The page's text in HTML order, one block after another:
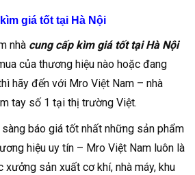
giá tốt tại Hà Nội
nhà cung cấp kìm giá tốt tại Hà Nội
của thương hiệu nào hoặc đang
hãy đến với Mro Việt Nam – nhà
tay số 1 tại thị trường Việt.
báo giá tốt nhất những sản phẩm
hiệu uy tín – Mro Việt Nam luôn là
sản xuất cơ khí, nhà máy, khu